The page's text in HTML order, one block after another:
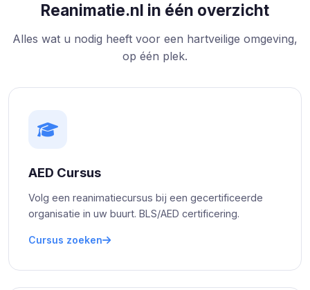
Reanimatie.nl in één overzicht
Alles wat u nodig heeft voor een hartveilige omgeving,
op één plek.
AED Cursus
Volg een reanimatiecursus bij een gecertificeerde
organisatie in uw buurt. BLS/AED certificering.
Cursus zoeken